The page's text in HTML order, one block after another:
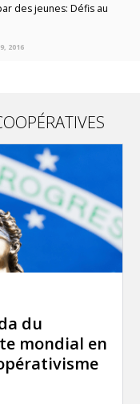
des jeunes: Défis au
2016
du
mondial en